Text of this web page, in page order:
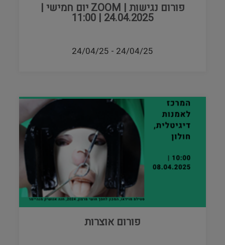
פורום נגישות | ZOOM יום חמישי |
24.04.2025 | 11:00
24/04/25
-
24/04/25
פורום אוצרות